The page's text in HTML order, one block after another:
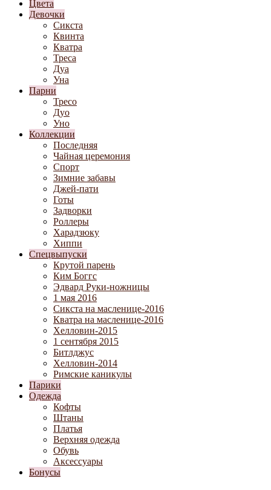
Цвета
Девочки
Сикста
Квинта
Кватра
Треса
Дуа
Уна
Парни
Тресо
Дуо
Уно
Коллекции
Последняя
Чайная церемония
Спорт
Зимние забавы
Джей-пати
Готы
Задворки
Роллеры
Харадзюку
Хиппи
Спецвыпуски
Крутой парень
Ким Боггс
Эдвард Руки-ножницы
1 мая 2016
Сикста на масленице-2016
Кватра на масленице-2016
Хелловин-2015
1 сентября 2015
Битлджус
Хелловин-2014
Римские каникулы
Парики
Одежда
Кофты
Штаны
Платья
Верхняя одежда
Обувь
Аксессуары
Бонусы